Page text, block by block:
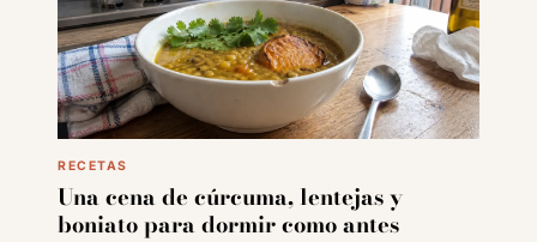
RECETAS
Una cena de cúrcuma, lentejas y
boniato para dormir como antes